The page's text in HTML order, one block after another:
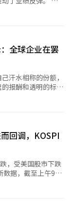
司可能面临更大的
活动等，扩展粉丝
城市阿里郎”活动
本而有所不同。经
包含程度而有很大
的全球案例，不仅
和长期的旅游流入
正在创造音乐与演
能（AI）系统翻译
实现盈利。然而，
高油价的影响，业
力。为了支持客舱
们将在6月一个月
亿韩元，营业利
现盈利。在国际油
航空表
了收益结构，同时
次世代飞机B737-
超过20年的B737-
机。由此，航空燃
总数为331万
州航空表
应对油价和汇率波
航空计划继续实施
示：“我们将基于
结构。”※ 本报道
全球企业在罢
汗水相称的份额，
报酬和透明的标
成长所需的民主过
陷入了肤浅的二元
婪”或“贵族工会
经济损失视为“公
，给整个生态系统
近在海外发生的大
会诚实对话，面对
回调，KOSPI
，受美国股市下跌
点。该指数在